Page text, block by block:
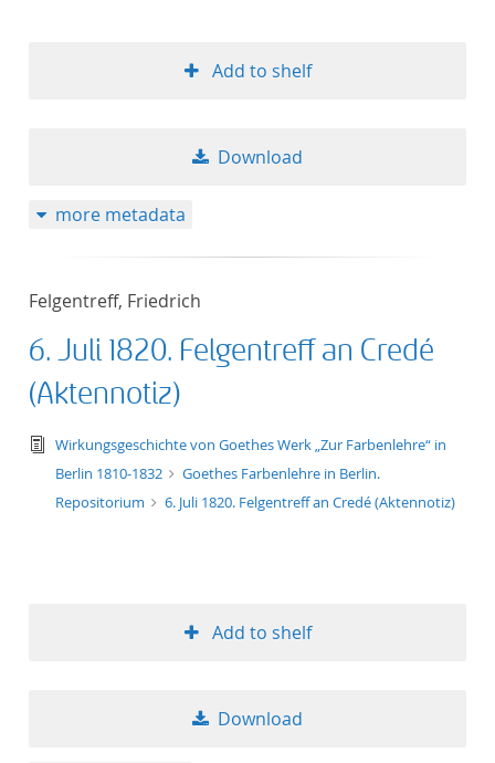
Add to shelf
Download
more metadata
Felgentreff, Friedrich
6. Juli 1820. Felgentreff an Credé
(Aktennotiz)
text/tg.edition+tg.aggregation+xml
Wirkungsgeschichte von Goethes Werk „Zur Farbenlehre“ in
Berlin 1810-1832
Goethes Farbenlehre in Berlin.
Repositorium
6. Juli 1820. Felgentreff an Credé (Aktennotiz)
Add to shelf
Download